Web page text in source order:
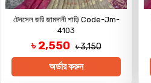
টেনসেল জরি জামদানী শাড়ি Code-Jm-
4103
৳ 2,550 ৳ 3,150
অর্ডার করুন